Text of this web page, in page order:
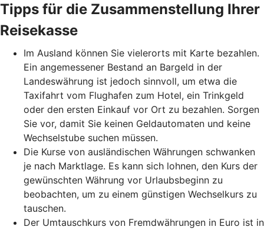
Tipps für die Zusammenstellung Ihrer
Reisekasse
Im Ausland können Sie vielerorts mit Karte bezahlen.
Ein angemessener Bestand an Bargeld in der
Landeswährung ist jedoch sinnvoll, um etwa die
Taxifahrt vom Flughafen zum Hotel, ein Trinkgeld
oder den ersten Einkauf vor Ort zu bezahlen. Sorgen
Sie vor, damit Sie keinen Geldautomaten und keine
Wechselstube suchen müssen.
Die Kurse von ausländischen Währungen schwanken
je nach Marktlage. Es kann sich lohnen, den Kurs der
gewünschten Währung vor Urlaubsbeginn zu
beobachten, um zu einem günstigen Wechselkurs zu
tauschen.
Der Umtauschkurs von Fremdwährungen in Euro ist in